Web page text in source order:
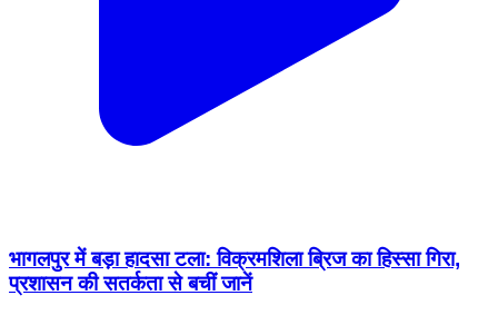
भागलपुर में बड़ा हादसा टला: विक्रमशिला ब्रिज का हिस्सा गिरा,
प्रशासन की सतर्कता से बचीं जानें